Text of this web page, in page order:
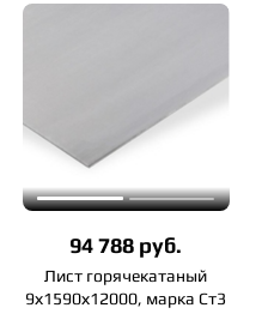
94 788 руб.
Лист горячекатаный
9х1590х12000, марка Ст3